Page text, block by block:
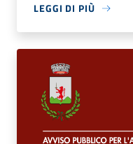
LEGGI DI PIÙ